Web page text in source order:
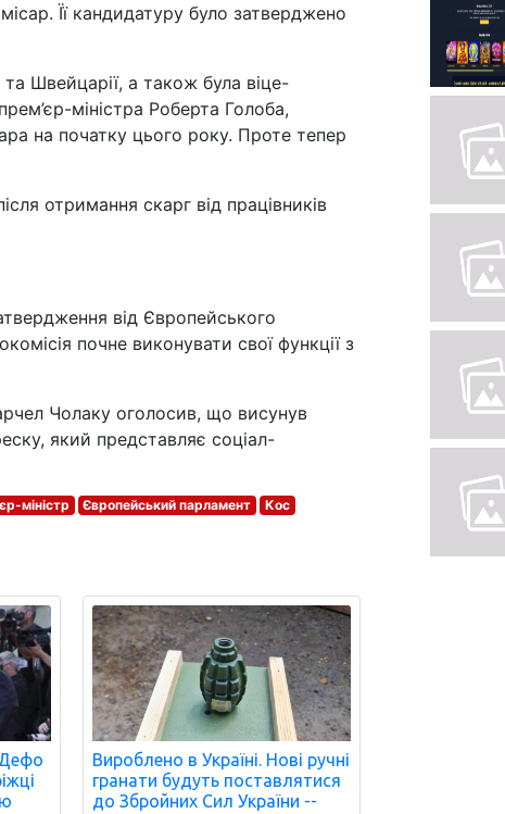
Її кандидатуру було затверджено
Швейцарії, а також була віце-
міністра Роберта Голоба,
на початку цього року. Проте тепер
отримання скарг від працівників
від Європейського
почне виконувати свої функції з
Чолаку оголосив, що висунув
який представляє соціал-
міністр Європейський парламент
Кос
Вироблено в Україні. Нові ручні
гранати будуть поставлятися
до Збройних Сил України --